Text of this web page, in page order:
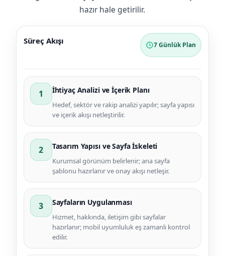
hazır hale getirilir.
Süreç Akışı 7 Günlük Plan
1 İhtiyaç Analizi ve İçerik Planı
Hedef, sektör ve rakip analizi yapılır; sayfa yapısı
ve içerik akışı netleştirilir.
2 Tasarım Yapısı ve Sayfa İskeleti
Kurumsal görünüm belirlenir; ana sayfa
şablonu hazırlanır ve onay akışı netleşir.
3 Sayfaların Uygulanması
Hizmet, hakkında, iletişim gibi sayfalar
hazırlanır; mobil uyumluluk eş zamanlı kontrol
edilir.